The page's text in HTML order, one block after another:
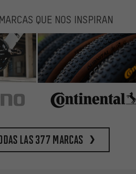
QUE NOS INSPIRAN
las 377 marcas